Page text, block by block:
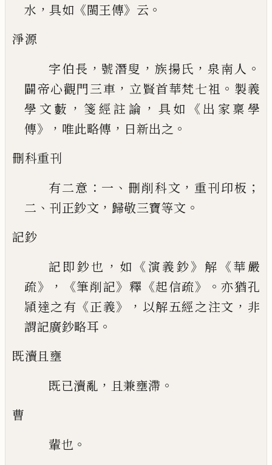
水 ， 具如 《閩王傳》 云 。
淨源
字伯長 ，號潛叟 ， 族揚氏 ，泉南人 。
闢帝心觀門三車 ， 立賢首華梵七祖 。 製義
學文藪 ， 箋經註論 ， 具如 《 出家稟學
傳》， 唯此略傳 ， 日新出之 。
刪科重刊
有二意 ： 一 、 刪削科文 ， 重刊印板 ；
二 、 刊正鈔文 ， 歸敬三寶等文 。
記鈔
記即鈔也 ， 如 《演義鈔》 解 《華嚴
疏》，《筆削記》 釋 《起信疏》。亦猶孔
頴達之有 《正義》， 以解五經之注文 ， 非
謂記廣鈔略耳 。
既瀆且壅
既已瀆亂 ， 且兼壅滯 。
曹
輩也 。